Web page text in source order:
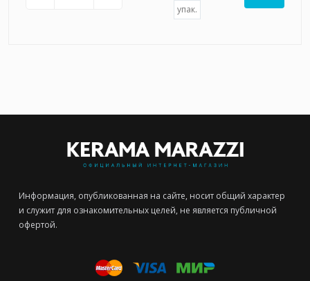
упак.
Информация, опубликованная на сайте, носит общий характер
и служит для ознакомительных целей, не является публичной
офертой.